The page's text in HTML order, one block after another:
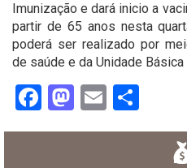
Imunização e dará inicio a
partir de 65 anos nesta
poderá ser realizado por
de saúde e da Unidade
Facebook
Mastodon
Email